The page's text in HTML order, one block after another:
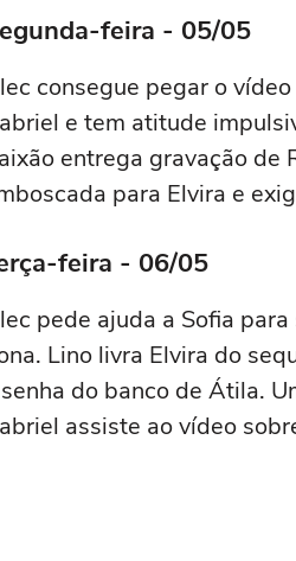
feira - 05/05
consegue pegar o
e tem atitude
entrega gravação de
para Elvira e
feira - 06/05
pede ajuda a Sofia
Lino livra Elvira do
do banco de Átila.
assiste ao vídeo